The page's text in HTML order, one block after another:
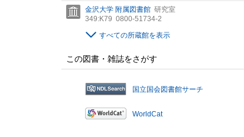
金沢大学 附属図書館 研究室
349:K79 0800-51734-2
すべての所蔵館を表示
この図書・雑誌をさがす
国立国会図書館サーチ
WorldCat